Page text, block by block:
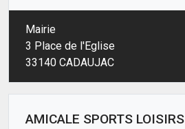
Mairie
3 Place de l'Eglise
33140 CADAUJAC
AMICALE SPORTS LOISIRS